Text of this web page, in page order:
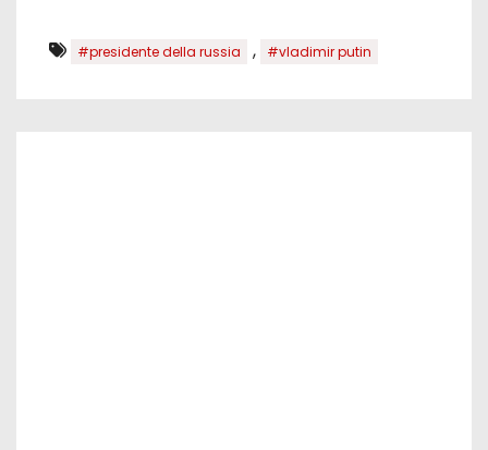
#presidente della russia , #vladimir putin